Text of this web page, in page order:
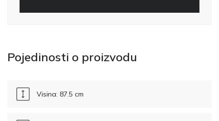
Pojedinosti o proizvodu
Visina: 87.5 cm